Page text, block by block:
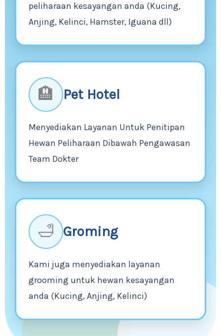
peliharaan kesayangan anda (Kucing,
Anjing, Kelinci, Hamster, Iguana dll)
🏨 Pet Hotel
Menyediakan Layanan Untuk Penitipan
Hewan Peliharaan Dibawah Pengawasan
Team Dokter
🛁 Groming
Kami juga menyediakan layanan
grooming untuk hewan kesayangan
anda (Kucing, Anjing, Kelinci)